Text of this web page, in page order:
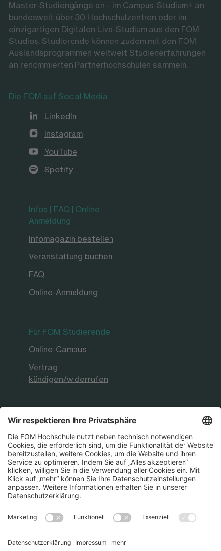
Master-Studiengänge an – im Campus-Studium+ an
bundesweit über 30 Hochschulzentren oder im
einzigartigen Digitalen Live-Studium aus den FOM
Studios. Studierende können zudem mit den FOM
Auslandsprogrammen weltweit Studienerfahrungen
an renommierten Partnerhochschulen sammeln.
Die FOM auf Social Media
LinkedIn
Instagram
YouTube
Spotify
Infos | FAQ | Online-
Anmeldung
Infomagazin bestellen
Veranstaltung buchen
FAQ
Online-Anmeldung
Für FOM Studierende
Online-Campus
Vertrag
kündigen/widerrufen
FOM Hochschule
Aktuelles & Presse
FOM International
FOM German-Sino School
Die FOM Hochschule ist akkreditiert sowie
staatlich und international anerkannt